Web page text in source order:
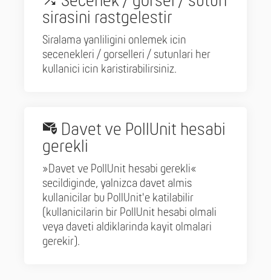
sirasini rastgelestir
Siralama yanliligini onlemek icin
secenekleri / gorselleri / sutunlari her
kullanici icin karistirabilirsiniz.
Davet ve PollUnit hesabi
gerekli
»Davet ve PollUnit hesabi gerekli«
secildiginde, yalnizca davet almis
kullanicilar bu PollUnit'e katilabilir
(kullanicilarin bir PollUnit hesabi olmali
veya daveti aldiklarinda kayit olmalari
gerekir).